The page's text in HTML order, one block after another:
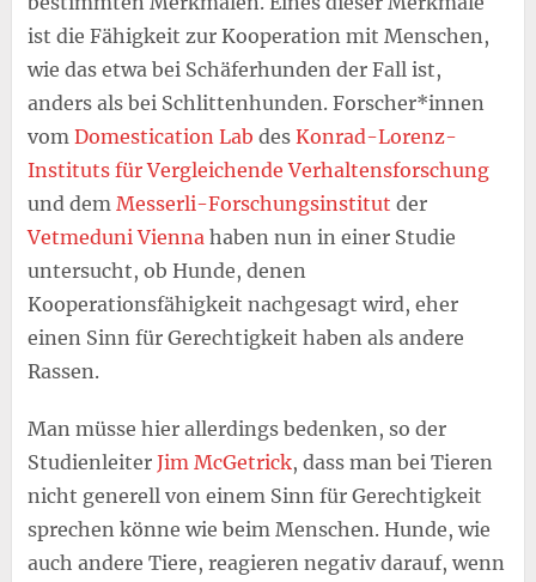
ist die Fähigkeit zur Kooperation mit Menschen,
wie das etwa bei Schäferhunden der Fall ist,
anders als bei Schlittenhunden. Forscher*innen
vom Domestication Lab des Konrad-Lorenz-
Instituts für Vergleichende Verhaltensforschung
und dem Messerli-Forschungsinstitut der
Vetmeduni Viennahaben nun in einer Studie
untersucht, ob Hunde, denen
Kooperationsfähigkeit nachgesagt wird, eher
einen Sinn für Gerechtigkeit haben als andere
Rassen.
Man müsse hier allerdings bedenken, so der
Studienleiter Jim McGetrick, dass man bei Tieren
nicht generell von einem Sinn für Gerechtigkeit
sprechen könne wie beim Menschen. Hunde, wie
auch andere Tiere, reagieren negativ darauf, wenn